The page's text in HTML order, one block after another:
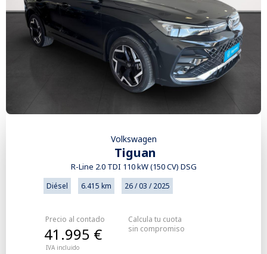
Volkswagen
Tiguan
R-Line 2.0 TDI 110 kW (150 CV) DSG
Diésel 6.415 km 26 / 03 / 2025
Precio al contado
IVA incluido
41.995 €
Calcula tu cuota
sin compromiso